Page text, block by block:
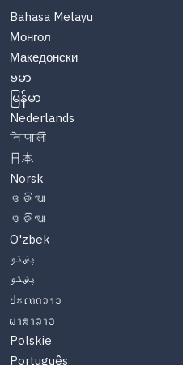
Bahasa Melayu
Монгол
Македонски
ဗမာ
မြန်မာ
Nederlands
नेपाली
日本
Norsk
ଓଡିଆ
ଓଡିଆ
O'zbek
پښتو
پښتو
ປະເທດລາວ
ພາສາລາວ
Polskie